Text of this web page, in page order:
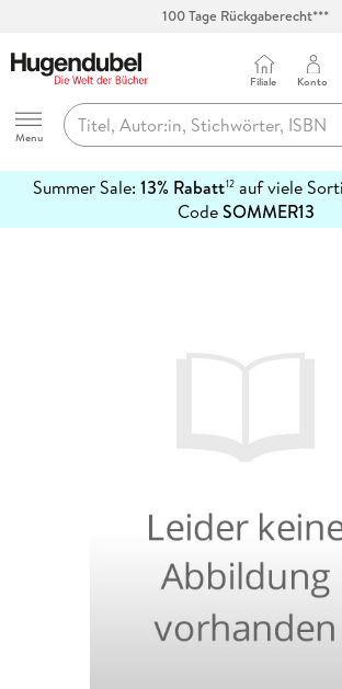
100 Tage Rückgaberecht***
Hugendubel
Menu
Filiale Konto
Summer Sale: 13% Rabatt12auf viele
CodeSOMMER13
erfahren